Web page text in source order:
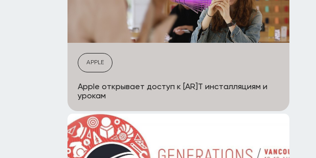
APPLE
Apple открывает доступ к [AR]T инсталляциям и
урокам